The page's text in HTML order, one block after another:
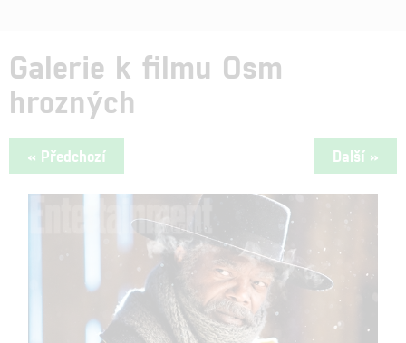
Galerie k filmu Osm
hrozných
« Předchozí Další »